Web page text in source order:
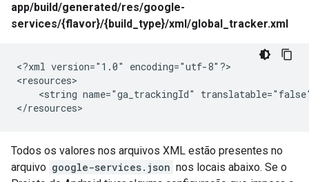
app/build/generated/res/google-
services/{flavor}/{build_type}/xml/global_tracker.xml
<?xml version="1.0" encoding="utf-8"?>
<resources>
<string name="ga_trackingId"
</resources>
Todos os valores nos arquivos XML estão presentes no
arquivo google-services.json nos locais abaixo. Se o